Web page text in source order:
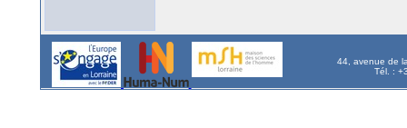
44, avenue de
Tél. :